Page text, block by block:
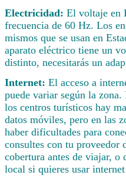
Electricidad: El voltaje en
frecuencia de 60 Hz. Los
mismos que se usan en
aparato eléctrico tiene un
distinto, necesitarás un
Internet: El acceso a
puede variar según la
los centros turísticos hay
datos móviles, pero en las
haber dificultades para
consultes con tu proveedor
cobertura antes de viajar, o
local si quieres usar